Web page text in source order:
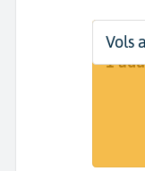
Dates
1
Vols